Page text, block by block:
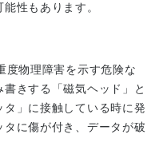
性もあります。
度物理障害を示す危険な
きする「磁気ヘッド」と
」に接触している時に発
に傷が付き、データが破